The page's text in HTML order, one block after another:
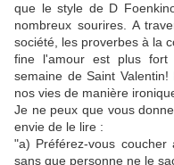
que le style de D
nombreux sourires. A
société, les proverbes à la
fine l'amour est plus fort
semaine de Saint
nos vies de manière
Je ne peux que vous
envie de le lire :
"a) Préférez-vous
sans que personne ne le